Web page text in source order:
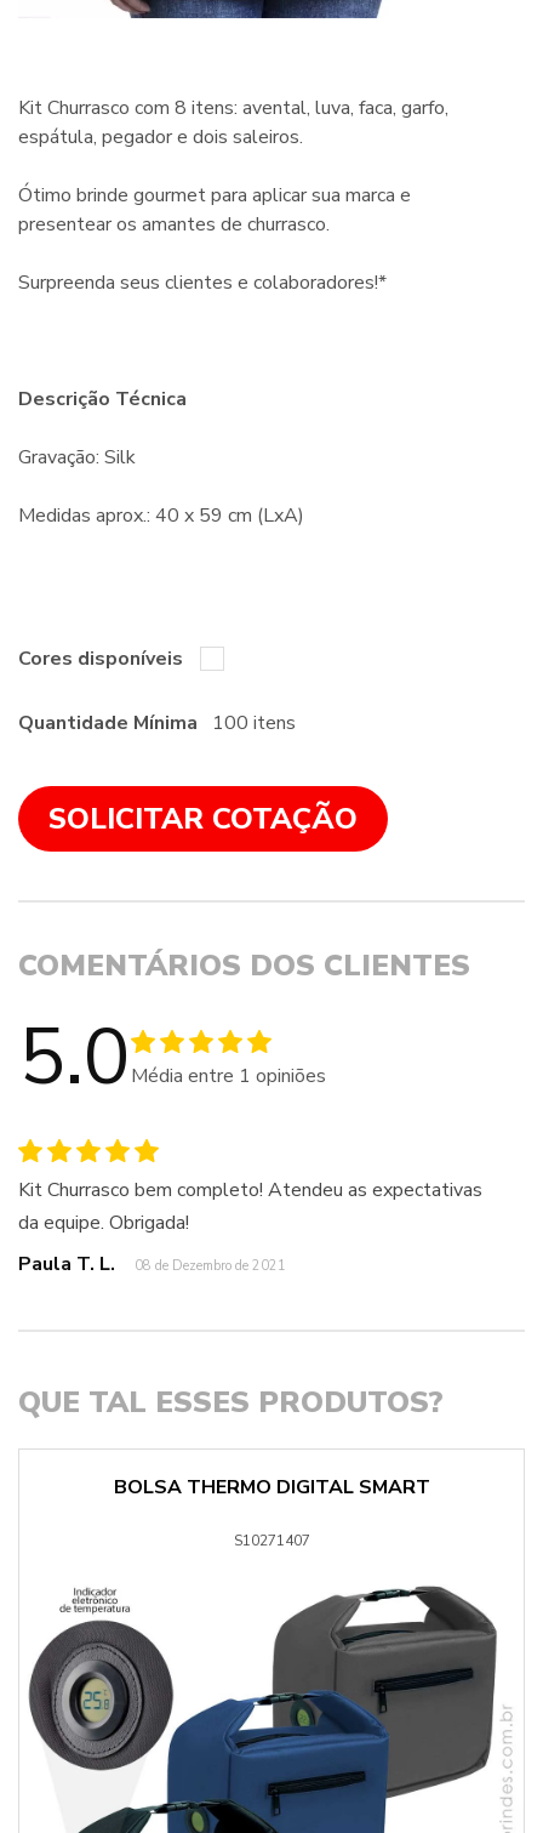
Kit Churrasco com 8 itens: avental, luva, faca, garfo,
espátula, pegador e dois saleiros.
Ótimo brinde gourmet para aplicar sua marca e
presentear os amantes de churrasco.
Surpreenda seus clientes e colaboradores!*
Descrição Técnica
Gravação: Silk
Medidas aprox.: 40 x 59 cm (LxA)
Cores disponíveis
Quantidade Mínima 100 itens
SOLICITAR COTAÇÃO
COMENTÁRIOS DOS CLIENTES
5.0 Média entre 1 opiniões
Kit Churrasco bem completo! Atendeu as expectativas
da equipe. Obrigada!
Paula T. L.
08 de Dezembro de 2021
QUE TAL ESSES PRODUTOS?
BOLSA THERMO DIGITAL SMART
S10271407